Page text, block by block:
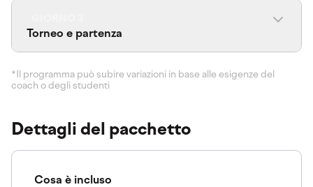
Torneo e partenza
*Il programma può subire variazioni in base alle esigenze del
coach o degli studenti
Dettagli del pacchetto
Cosa è incluso